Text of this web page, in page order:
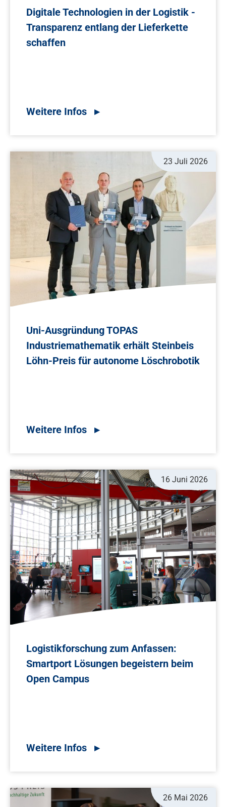
Digitale Technologien in der Logistik -
Transparenz entlang der Lieferkette
schaffen
Uni-Ausgründung TOPAS
Industriemathematik erhält Steinbeis
Löhn-Preis für autonome Löschrobotik
23 Juli 2026
Logistikforschung zum Anfassen:
Smartport Lösungen begeistern beim
Open Campus
16 Juni 2026
26 Mai 2026